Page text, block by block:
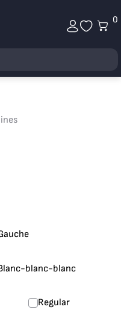
0
blanc-blanc
Regular